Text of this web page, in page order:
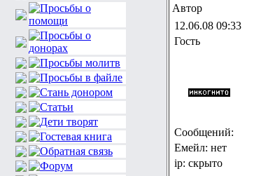
Автор
12.06.08 09:33
Гость
Сообщений:
Емейл: нет
ip: скрыто